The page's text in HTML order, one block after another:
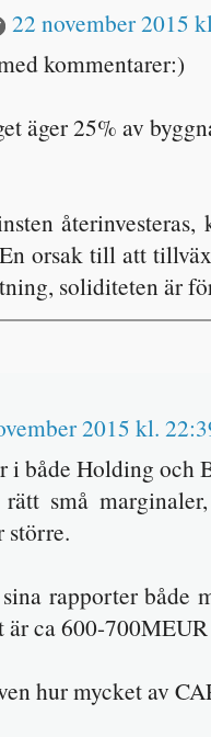
22 november 2015
kommentarer:)
äger 25% av
orsak till att
soliditeten är
2015 kl.
i både Holding och
små
större.
rapporter både
är ca 600-
hur mycket av